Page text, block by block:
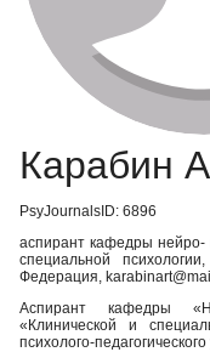
Карабин
PsyJournalsID: 6896
аспирант кафедры нейро-
специальной
Федерация,
Аспирант кафедры
«Клинической и
психолого-